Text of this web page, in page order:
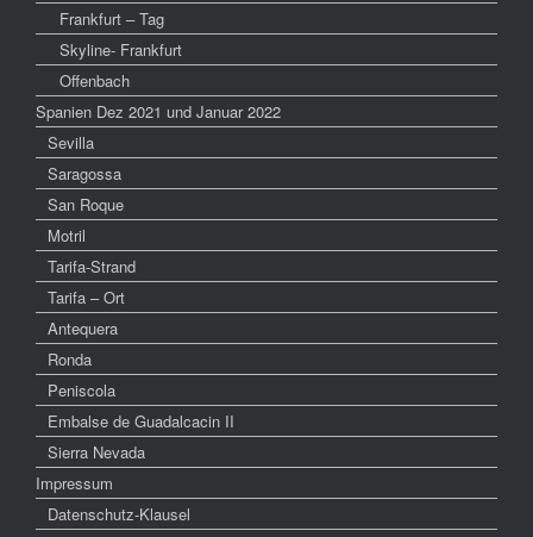
Frankfurt – Tag
Skyline- Frankfurt
Offenbach
Spanien Dez 2021 und Januar 2022
Sevilla
Saragossa
San Roque
Motril
Tarifa-Strand
Tarifa – Ort
Antequera
Ronda
Peniscola
Embalse de Guadalcacin II
Sierra Nevada
Impressum
Datenschutz-Klausel